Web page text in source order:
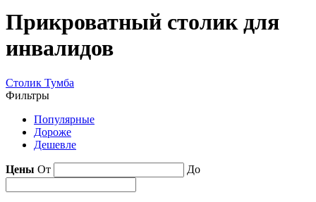
Прикроватный столик для
инвалидов
Столик Тумба
Фильтры
Популярные
Дороже
Дешевле
Цены От До